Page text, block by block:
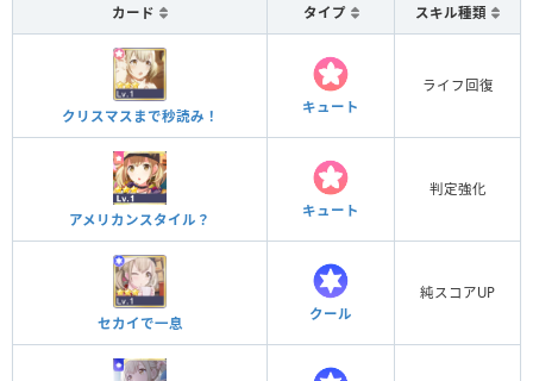
カード タイプ スキル種類
クリスマスまで秒読み！
キュート
ライフ回復
アメリカンスタイル？
キュート
判定強化
セカイで一息
クール
純スコアUP